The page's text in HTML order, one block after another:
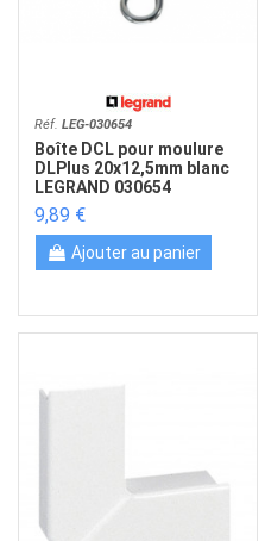
Réf.LEG-030654
Boîte DCL pour moulure
DLPlus 20x12,5mm blanc
LEGRAND 030654
9,89 €
Ajouter au panier